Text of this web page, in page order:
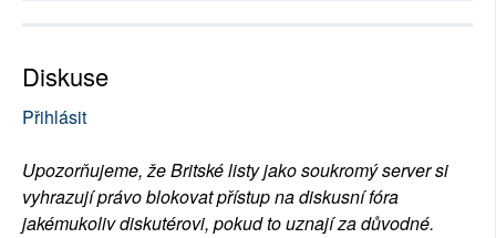
Diskuse
Přihlásit
Upozorňujeme, že Britské listy jako soukromý server si
vyhrazují právo blokovat přístup na diskusní fóra
jakémukoliv diskutérovi, pokud to uznají za důvodné.